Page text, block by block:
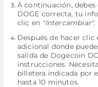
A continuación,
DOGE correcta, tu
clic en "Intercambiar".
Después de hacer clic
adicional donde
salida de Dogecoin
instrucciones.
billetera indicada por
hasta 10 minutos.